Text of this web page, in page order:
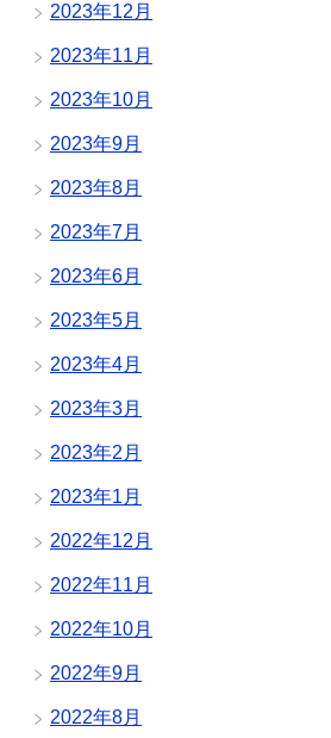
2023年12月
2023年11月
2023年10月
2023年9月
2023年8月
2023年7月
2023年6月
2023年5月
2023年4月
2023年3月
2023年2月
2023年1月
2022年12月
2022年11月
2022年10月
2022年9月
2022年8月